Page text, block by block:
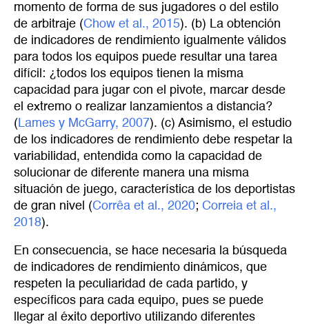
momento de forma de sus jugadores o del estilo
de arbitraje (Chow et al., 2015). (b) La obtención
de indicadores de rendimiento igualmente válidos
para todos los equipos puede resultar una tarea
difícil: ¿todos los equipos tienen la misma
capacidad para jugar con el pivote, marcar desde
el extremo o realizar lanzamientos a distancia?
( Lames y McGarry, 2007). (c) Asimismo, el estudio
de los indicadores de rendimiento debe respetar la
variabilidad, entendida como la capacidad de
solucionar de diferente manera una misma
situación de juego, característica de los deportistas
de gran nivel (Corrêa et al., 2020; Correia et al.,
2018).
En consecuencia, se hace necesaria la búsqueda
de indicadores de rendimiento dinámicos, que
respeten la peculiaridad de cada partido, y
específicos para cada equipo, pues se puede
llegar al éxito deportivo utilizando diferentes